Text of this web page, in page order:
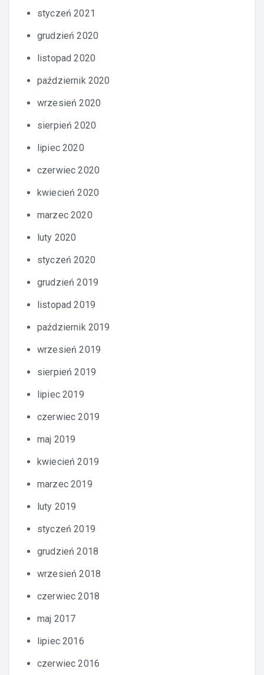
styczeń 2021
grudzień 2020
listopad 2020
październik 2020
wrzesień 2020
sierpień 2020
lipiec 2020
czerwiec 2020
kwiecień 2020
marzec 2020
luty 2020
styczeń 2020
grudzień 2019
listopad 2019
październik 2019
wrzesień 2019
sierpień 2019
lipiec 2019
czerwiec 2019
maj 2019
kwiecień 2019
marzec 2019
luty 2019
styczeń 2019
grudzień 2018
wrzesień 2018
czerwiec 2018
maj 2017
lipiec 2016
czerwiec 2016